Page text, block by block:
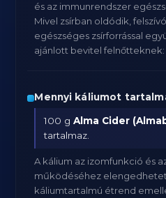
és az immunrendszer
Mivel zsírban oldódik,
egészséges zsírforrással
ajánlott bevitel felnőtteknek:
Mennyi káliumot
100 gAlma Cider
tartalmaz.
A kálium az izomfunkció és
működéséhez
káliumtartalmú étrend